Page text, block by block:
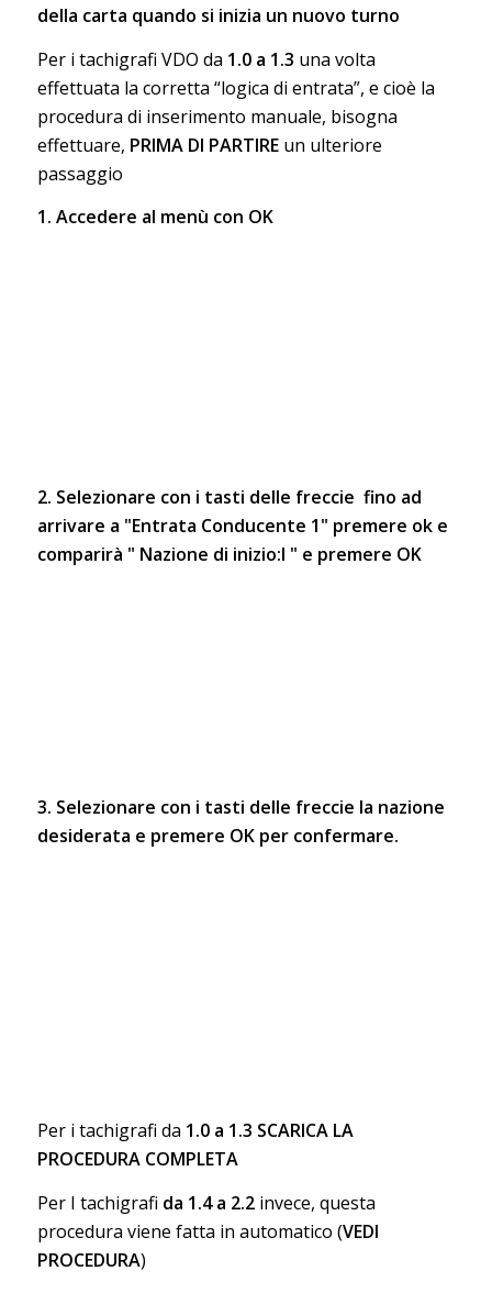
della carta quando si inizia un nuovo turno
Per i tachigrafi VDO da 1.0 a 1.3 una volta
effettuata la corretta “logica di entrata”, e cioè la
procedura di inserimento manuale, bisogna
effettuare, PRIMA DI PARTIREun ulteriore
passaggio
1. Accedere al menù con OK
2. Selezionare con i tasti delle freccie fino ad
arrivare a "Entrata Conducente 1" premere ok e
comparirà " Nazione di inizio:I " e premere OK
3. Selezionare con i tasti delle freccie la nazione
desiderata e premere OK per confermare.
Per i tachigrafi da 1.0 a 1.3 SCARICA LA
PROCEDURA COMPLETA
Per I tachigrafi da 1.4 a 2.2invece, questa
procedura viene fatta in automatico (VEDI
PROCEDURA)